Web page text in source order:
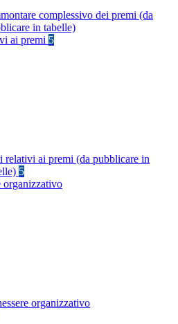
complessivo dei premi (da
in tabelle)
ai premi 5
relativi ai premi (da pubblicare in
5
organizzativo
organizzativo